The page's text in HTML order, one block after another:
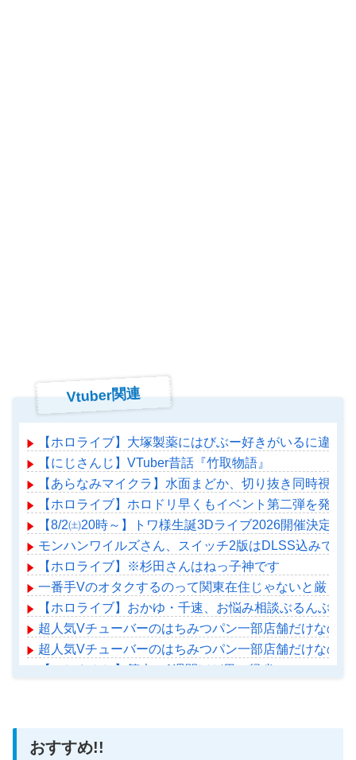
Vtuber関連
【ホロライブ】大塚製薬にはびぶー好きがいるに違い
【にじさんじ】VTuber昔話『竹取物語』
【あらなみマイクラ】水面まどか、切り抜き同時視
【ホロライブ】ホロドリ早くもイベント第二弾を発表
【8/2㈯20時～】トワ様生誕3Dライブ2026開催決定！
モンハンワイルズさん、スイッチ2版はDLSS込みで最
【ホロライブ】※杉田さんはねっ子神です
一番手Vのオタクするのって関東在住じゃないと厳しい
【ホロライブ】おかゆ・千速、お悩み相談ぶるんぶ
超人気Vチューバーのはちみつパン一部店舗だけなの
超人気Vチューバーのはちみつパン一部店舗だけなの
【にじさんじ】笹木、1週間ほど里に帰省
おすすめ!!